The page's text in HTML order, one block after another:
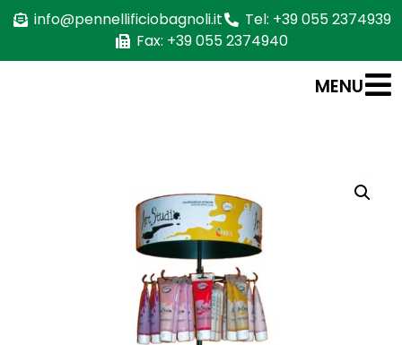
info@pennellificiobagnoli.it
Tel: +39 055 2374939
Fax: +39 055 2374940
MENU